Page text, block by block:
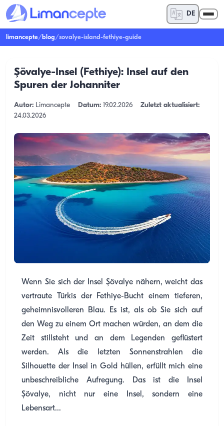
DE
limancepte/blog/sovalye-island-fethiye-guide
Şövalye-Insel (Fethiye): Insel auf den
Spuren der Johanniter
Autor: Limancepte Datum: 19.02.2026
Zuletzt aktualisiert:
24.03.2026
Wenn Sie sich der Insel Şövalye nähern, weicht das
vertraute Türkis der Fethiye-Bucht einem tieferen,
geheimnisvolleren Blau. Es ist, als ob Sie sich auf
den Weg zu einem Ort machen würden, an dem die
Zeit stillsteht und an dem Legenden geflüstert
werden. Als die letzten Sonnenstrahlen die
Silhouette der Insel in Gold hüllen, erfüllt mich eine
unbeschreibliche Aufregung. Das ist die Insel
Şövalye, nicht nur eine Insel, sondern eine
Lebensart...